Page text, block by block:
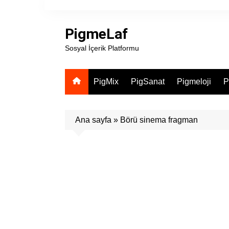
PigmeLaf
Sosyal İçerik Platformu
PigMix PigSanat Pigmeloji
Ana sayfa » Börü sinema fragman